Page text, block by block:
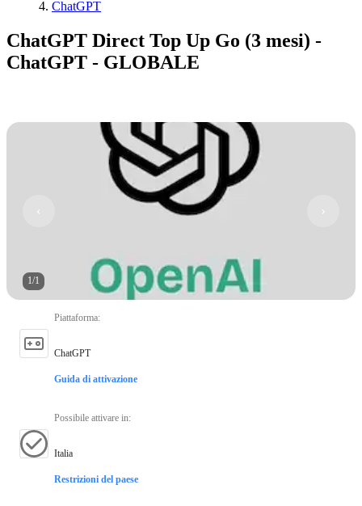
ChatGPT
ChatGPT Direct Top Up Go (3 mesi) -
ChatGPT - GLOBALE
1/1
Piattaforma:
ChatGPT
Guida di attivazione
Possibile attivare in:
Italia
Restrizioni del paese